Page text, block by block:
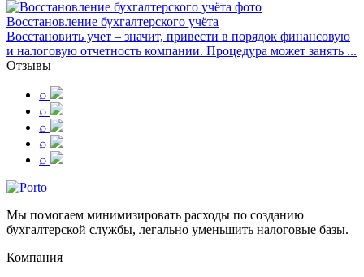
Восстановление бухгалтерского учёта
Восстановить учет – значит, привести в порядок финансовую
и налоговую отчетность компании. Процедура может занять ...
Отзывы
⌕
⌕
⌕
⌕
⌕
Мы помогаем минимизировать расходы по созданию
бухгалтерской службы, легально уменьшить налоговые базы.
Компания